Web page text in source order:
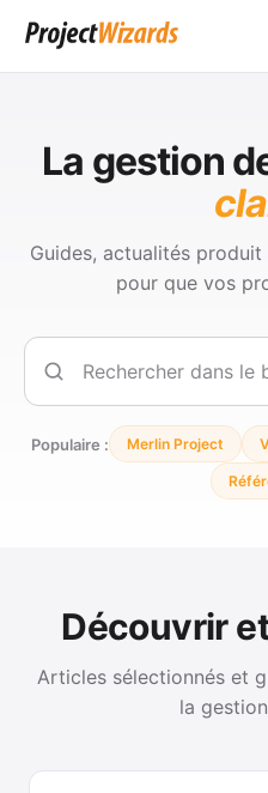
La gestion
Guides, actualités
pour que vos
Rechercher
Populaire : Merlin Project
Découvrir
Articles sélectionnés et
la